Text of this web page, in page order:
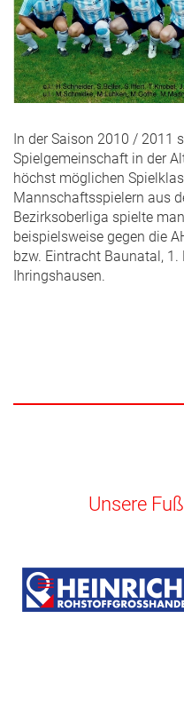
In der Saison 2010 / 2011
Spielgemeinschaft in der
höchst möglichen
Mannschaftsspielern aus
Bezirksoberliga spielte
beispielsweise gegen die
bzw. Eintracht Baunatal,
Ihringshausen.
Unsere